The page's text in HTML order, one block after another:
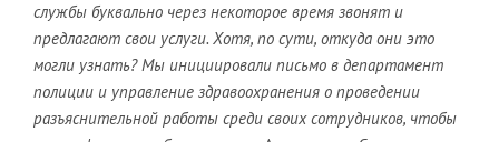
службы буквально через некоторое время звонят и
предлагают свои услуги. Хотя, по сути, откуда они это
могли узнать? Мы инициировали письмо в департамент
полиции и управление здравоохранения о проведении
разъяснительной работы среди своих сотрудников, чтобы